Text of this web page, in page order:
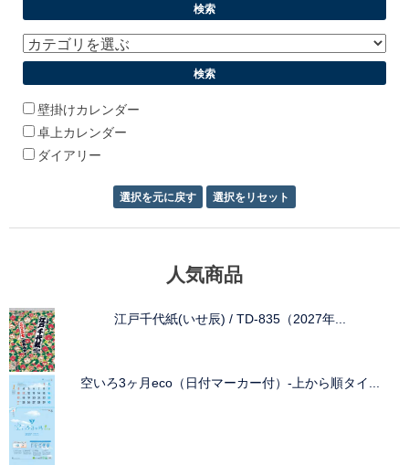
ー
ョ
ン
壁掛けカレンダー
卓上カレンダー
ダイアリー
人気商品
江戸千代紙(いせ辰) / TD-835（2027年...
空いろ3ヶ月eco（日付マーカー付）-上から順タイ...